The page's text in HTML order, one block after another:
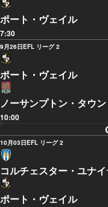
ポート・ヴェイル
7:30
9月26日EFL リーグ 2
ポート・ヴェイル
ノーサンプトン・タウン
10:00
10月03日EFL リーグ 2
コルチェスター・ユナ
ポート・ヴェイル